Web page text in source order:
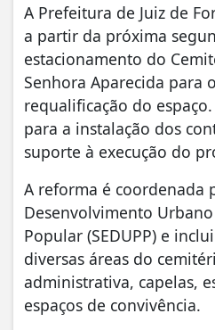
A Prefeitura de Juiz de
a partir da próxima
estacionamento do
Senhora Aparecida para
requalificação do
para a instalação dos
suporte à execução do
A reforma é coordenada
Desenvolvimento
Popular (SEDUPP) e
diversas áreas do
administrativa, capelas,
espaços de convivência.